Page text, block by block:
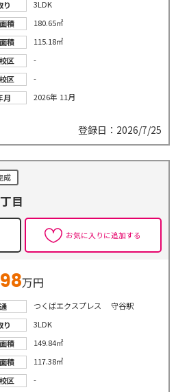
り
3LDK
積
180.65㎡
積
115.18㎡
区
-
区
-
月
2026年 11月
登録日：2026/7/25
成
目
お気に入りに追加する
万円
つくばエクスプレス 守谷駅
り
3LDK
積
149.84㎡
積
117.38㎡
区
-